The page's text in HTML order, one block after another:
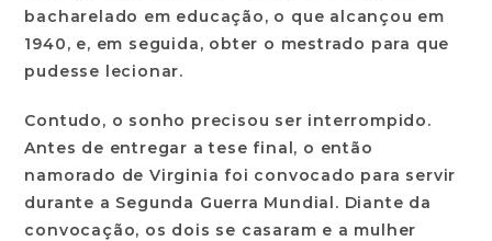
bacharelado em educação, o que alcançou em
1940, e, em seguida, obter o mestrado para que
pudesse lecionar.
Contudo, o sonho precisou ser interrompido.
Antes de entregar a tese final, o então
namorado de Virginia foi convocado para servir
durante a Segunda Guerra Mundial. Diante da
convocação, os dois se casaram e a mulher